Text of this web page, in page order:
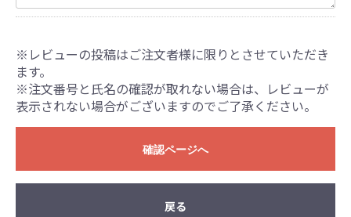
※レビューの投稿はご注文者様に限りとさせていただき
ます。
※注文番号と氏名の確認が取れない場合は、レビューが
表示されない場合がございますのでご了承ください。
確認ページへ
戻る